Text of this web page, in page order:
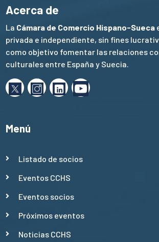
Acerca de
La Cámara de Comercio Hispano-Sueca
privada e independiente, sin fines
como objetivo fomentar las relaciones
culturales entre España y Suecia.
Menú
Listado de socios
Eventos CCHS
Eventos socios
Próximos eventos
Noticias CCHS